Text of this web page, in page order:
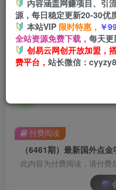
首页 创业课程 会员专属
（6461期）最新国
单窗口1-2美元，可批
此内容为付费阅读，请付费
付费阅读
内容涵盖网赚项目、引
源，每日稳定更新20-30优
本站VIP 限时特惠， ￥
全站资源免费下载， 每天更
创易云网创开放加盟，
费平台， 站长微信：cyyzy8